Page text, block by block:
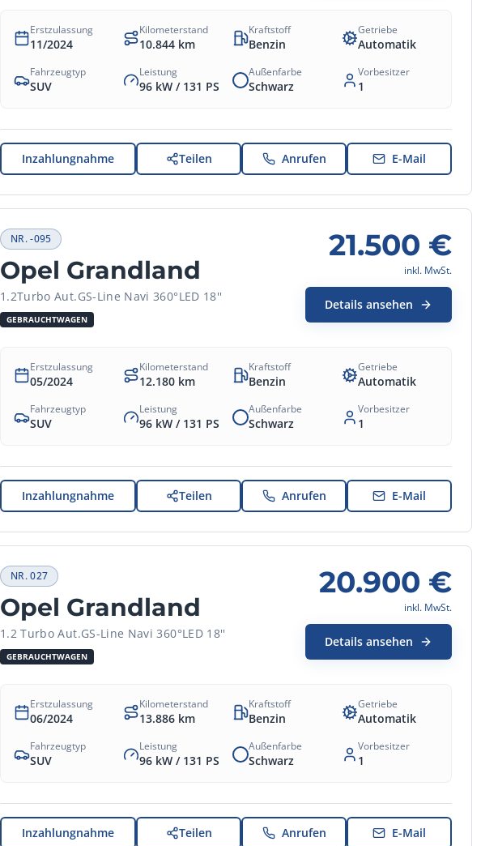
Erstzulassung
11/2024
Kilometerstand
10.844 km
Kraftstoff
Benzin
Getriebe
Automatik
Fahrzeugtyp
SUV
Leistung
96 kW / 131 PS
Außenfarbe
Schwarz
Vorbesitzer
1
Inzahlungnahme Teilen Anrufen E-Mail
NR.-095
Opel Grandland
1.2Turbo Aut.GS-Line Navi 360°LED 18''
GEBRAUCHTWAGEN
21.500 €
inkl. MwSt.
Details ansehen
Erstzulassung
05/2024
Kilometerstand
12.180 km
Kraftstoff
Benzin
Getriebe
Automatik
Fahrzeugtyp
SUV
Leistung
96 kW / 131 PS
Außenfarbe
Schwarz
Vorbesitzer
1
Inzahlungnahme Teilen Anrufen E-Mail
NR.027
Opel Grandland
1.2 Turbo Aut.GS-Line Navi 360°LED 18''
GEBRAUCHTWAGEN
20.900 €
inkl. MwSt.
Details ansehen
Erstzulassung
06/2024
Kilometerstand
13.886 km
Kraftstoff
Benzin
Getriebe
Automatik
Fahrzeugtyp
SUV
Leistung
96 kW / 131 PS
Außenfarbe
Schwarz
Vorbesitzer
1
Inzahlungnahme Teilen Anrufen E-Mail